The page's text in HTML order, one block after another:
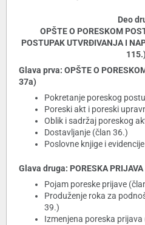
Deo
OPŠTE O PORESKOM
POSTUPAK UTVRĐIVANJA I
Glava prva: OPŠTE O
37a)
Pokretanje poreskog
Poreski akt i poreski
Oblik i sadržaj poreskog
Dostavljanje (član 36.)
Poslovne knjige i
Glava druga: PORESKA
Pojam poreske prijave
Produženje roka za
39.)
Izmenjena poreska prijava